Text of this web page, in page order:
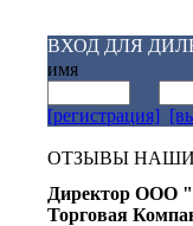
ВХОД ДЛЯ
имя
[регистрация]
ОТЗЫВЫ
Директор ООО
Торговая